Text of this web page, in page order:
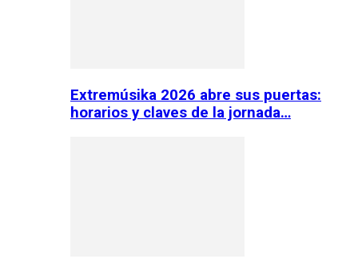
Extremúsika 2026 abre sus puertas:
horarios y claves de la jornada…